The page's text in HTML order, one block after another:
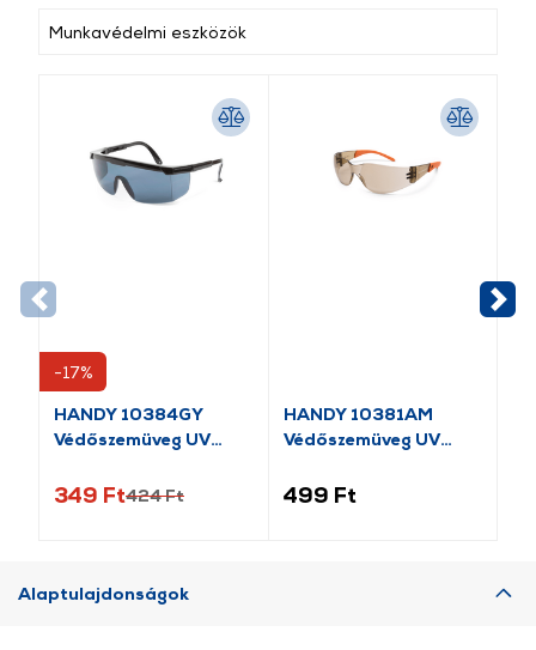
Munkavédelmi eszközök
-17%
HANDY 10384GY
Védőszemüveg UV
349 Ft424 Ft
HANDY 10381AM
Védőszemüveg UV
499 Ft
Alaptulajdonságok